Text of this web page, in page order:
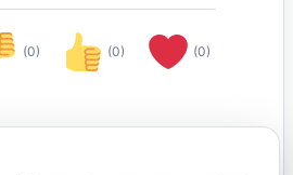
(0) (0) (0)